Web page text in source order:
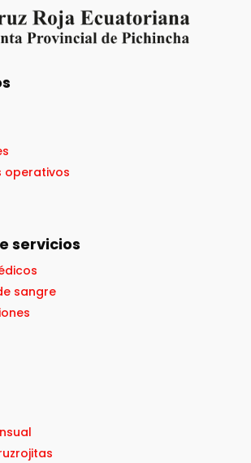
operativos
servicios
sangre